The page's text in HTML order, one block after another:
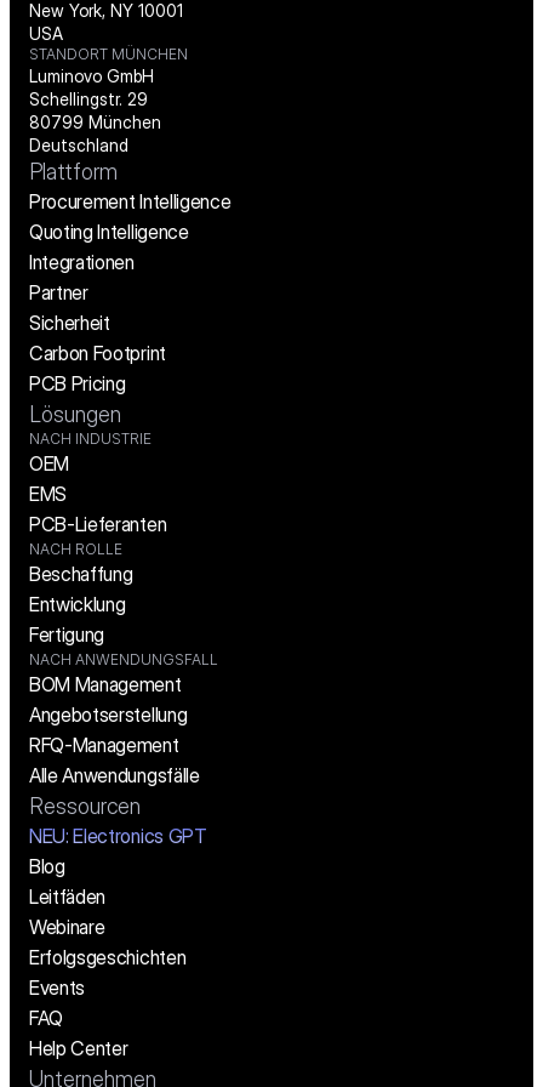
New York, NY 10001
USA
STANDORT MÜNCHEN
Luminovo GmbH
Schellingstr. 29
80799 München
Deutschland
Plattform
Procurement Intelligence
Quoting Intelligence
Integrationen
Partner
Sicherheit
Carbon Footprint
PCB Pricing
Lösungen
NACH INDUSTRIE
OEM
EMS
PCB-Lieferanten
NACH ROLLE
Beschaffung
Entwicklung
Fertigung
NACH ANWENDUNGSFALL
BOM Management
Angebotserstellung
RFQ-Management
Alle Anwendungsfälle
Ressourcen
NEU: Electronics GPT
Blog
Leitfäden
Webinare
Erfolgsgeschichten
Events
FAQ
Help Center
Unternehmen